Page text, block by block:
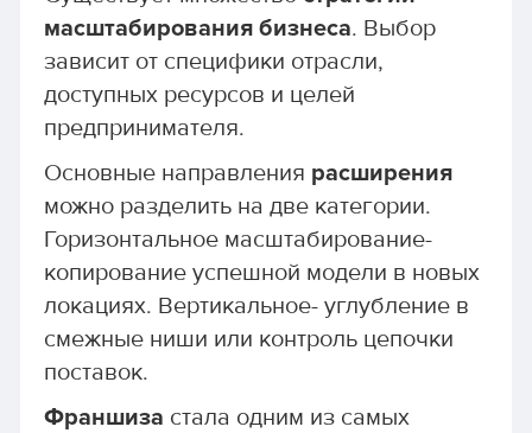
масштабирования бизнеса. Выбор
зависит от специфики отрасли,
доступных ресурсов и целей
предпринимателя.
Основные направления расширения
можно разделить на две категории.
Горизонтальное масштабирование-
копирование успешной модели в новых
локациях. Вертикальное- углубление в
смежные ниши или контроль цепочки
поставок.
Франшиза стала одним из самых